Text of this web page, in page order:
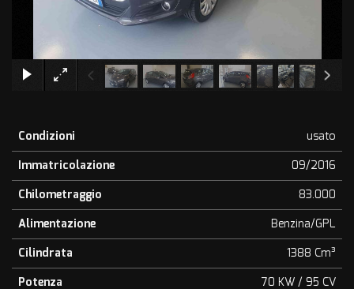
×
Condizioni
usato
Immatricolazione
09/2016
Chilometraggio
83.000
Alimentazione
Benzina/GPL
Cilindrata
1388 Cm³
Potenza
70 KW / 95 CV